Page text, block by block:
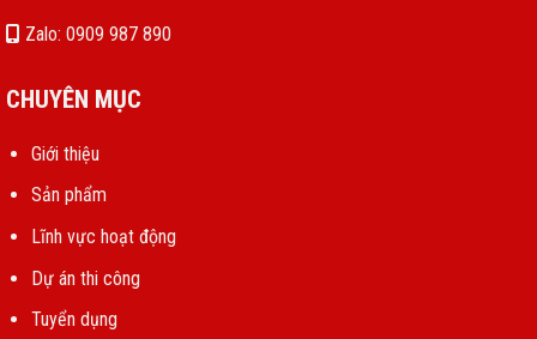
Zalo: 0909 987 890
CHUYÊN MỤC
Giới thiệu
Sản phẩm
Lĩnh vực hoạt động
Dự án thi công
Tuyển dụng